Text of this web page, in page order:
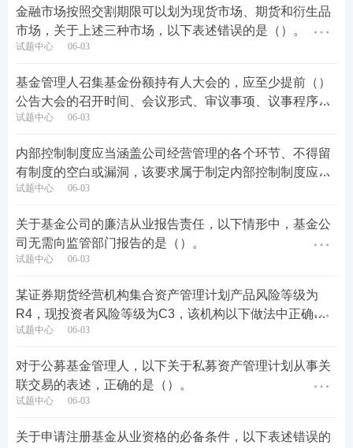
金融市场按照交割期限可以划为现货市场、期货和衍生品
市场，关于上述三种市场，以下表述错误的是（）。
试题中心 06-03
基金管理人召集基金份额持有人大会的，应至少提前（）
公告大会的召开时间、会议形式、审议事项、议事程序和
表决方式等事项。
试题中心 06-03
内部控制制度应当涵盖公司经营管理的各个环节、不得留
有制度的空白或漏洞，该要求属于制定内部控制制度应当
遵循的（）。
试题中心 06-03
关于基金公司的廉洁从业报告责任，以下情形中，基金公
司无需向监管部门报告的是（）。
试题中心 06-03
某证券期货经营机构集合资产管理计划产品风险等级为
R4，现投资者风险等级为C3，该机构以下做法中正确的
是（）
试题中心 06-03
对于公募基金管理人，以下关于私募资产管理计划从事关
联交易的表述，正确的是（）。
试题中心 06-03
关于申请注册基金从业资格的必备条件，以下表述错误的